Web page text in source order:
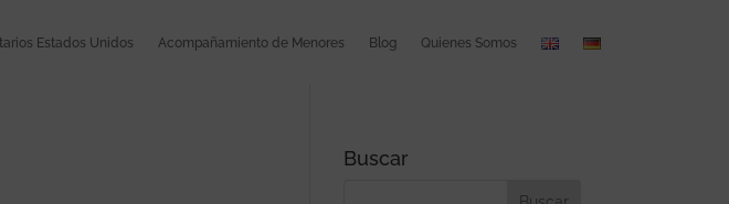
Estados Unidos Acompañamiento de Menores Blog Quienes Somos
Buscar